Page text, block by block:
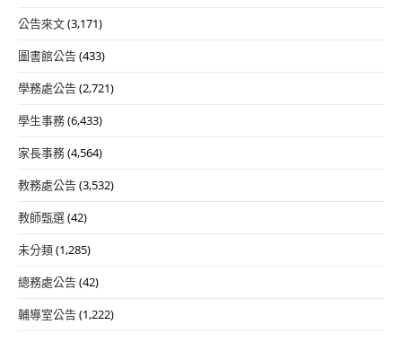
公告來文(3,171)
圖書館公告(433)
學務處公告(2,721)
學生事務(6,433)
家長事務(4,564)
教務處公告(3,532)
教師甄選(42)
未分類(1,285)
總務處公告(42)
輔導室公告(1,222)